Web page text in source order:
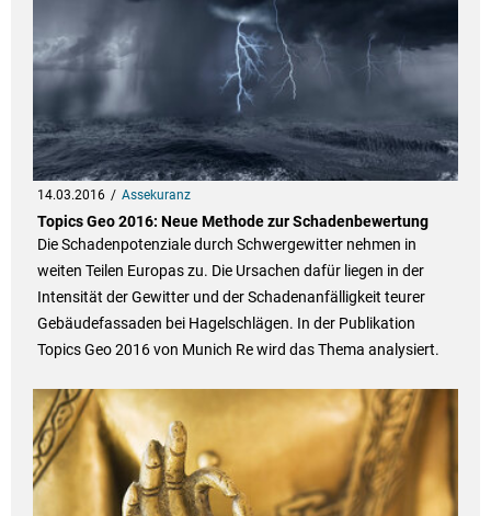
14.03.2016 Assekuranz
Topics Geo 2016: Neue Methode zur Schadenbewertung
Die Schadenpotenziale durch Schwergewitter nehmen in
weiten Teilen Europas zu. Die Ursachen dafür liegen in der
Intensität der Gewitter und der Schadenanfälligkeit teurer
Gebäudefassaden bei Hagelschlägen. In der Publikation
Topics Geo 2016 von Munich Re wird das Thema analysiert.